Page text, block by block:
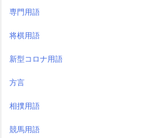
専門用語
将棋用語
新型コロナ用語
方言
相撲用語
競馬用語